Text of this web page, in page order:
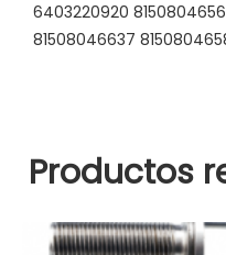
6403220920
81508046637
Productos